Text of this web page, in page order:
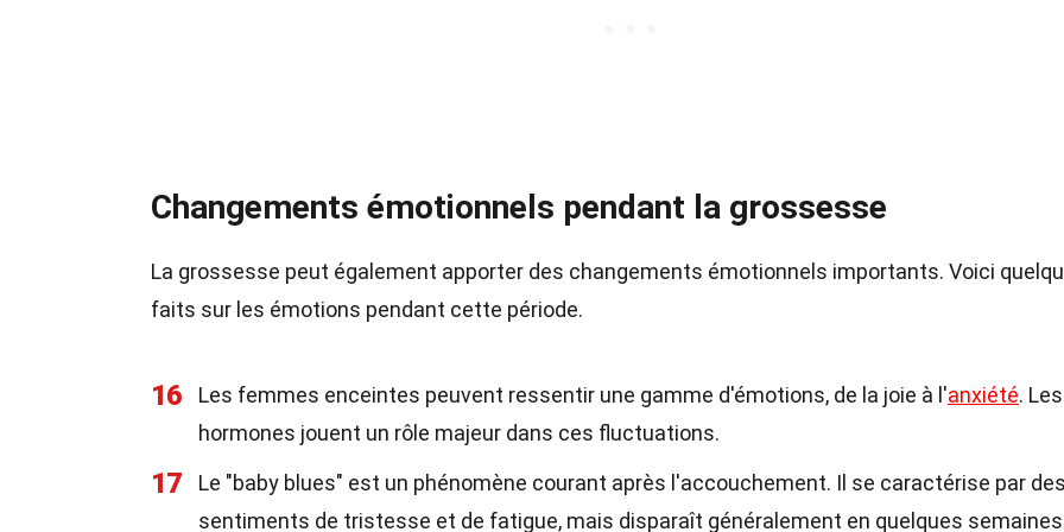
Changements émotionnels pendant la grossesse
La grossesse peut également apporter des changements émotionnels importants. Voici
faits sur les émotions pendant cette période.
16 Les femmes enceintes peuvent ressentir une gamme d'émotions, de la joie à l'anxiété. Les
hormones jouent un rôle majeur dans ces fluctuations.
17
Le "baby blues" est un phénomène courant après l'accouchement. Il se caractérise par des
sentiments de tristesse et de fatigue, mais disparaît généralement en quelques